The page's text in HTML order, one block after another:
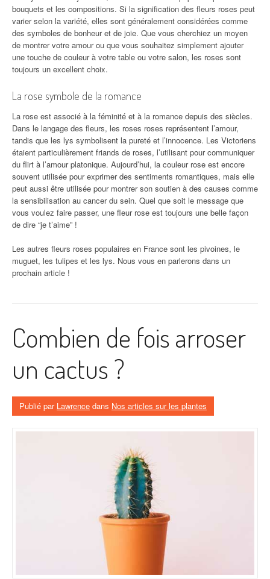
bouquets et les compositions. Si la signification des fleurs roses peut
varier selon la variété, elles sont généralement considérées comme
des symboles de bonheur et de joie. Que vous cherchiez un moyen
de montrer votre amour ou que vous souhaitez simplement ajouter
une touche de couleur à votre table ou votre salon, les roses sont
toujours un excellent choix.
La rose symbole de la romance
La rose est associé à la féminité et à la romance depuis des siècles.
Dans le langage des fleurs, les roses roses représentent l’amour,
tandis que les lys symbolisent la pureté et l’innocence. Les Victoriens
étaient particulièrement friands de roses, l’utilisant pour communiquer
du flirt à l’amour platonique. Aujourd’hui, la couleur rose est encore
souvent utilisée pour exprimer des sentiments romantiques, mais elle
peut aussi être utilisée pour montrer son soutien à des causes comme
la sensibilisation au cancer du sein. Quel que soit le message que
vous voulez faire passer, une fleur rose est toujours une belle façon
de dire “je t’aime” !
Les autres fleurs roses populaires en France sont les pivoines, le
muguet, les tulipes et les lys. Nous vous en parlerons dans un
prochain article !
Combien de fois arroser
un cactus ?
Publié par Lawrence dans Nos articles sur les plantes